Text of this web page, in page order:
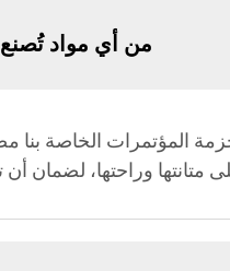
من أي مواد
المؤتمرات الخاصة بنا
متانتها وراحتها، لضمان